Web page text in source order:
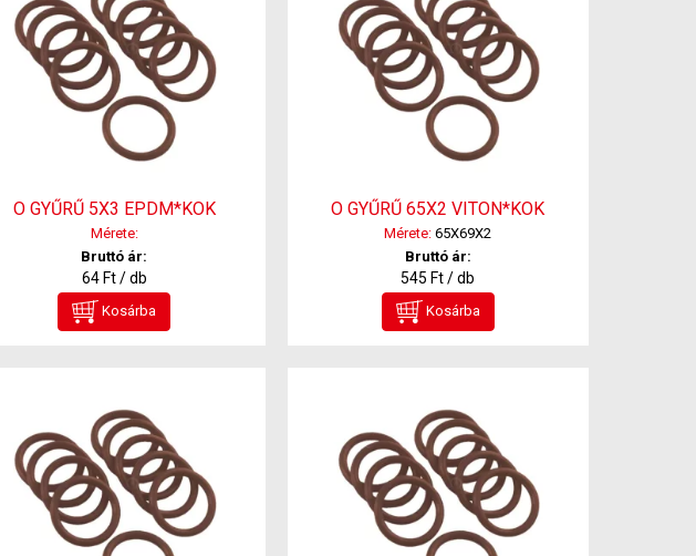
O GYŰRŰ 5X3 EPDM*KOK
Mérete:
Bruttó ár:
64 Ft / db
Kosárba
O GYŰRŰ 65X2 VITON*KOK
Mérete: 65X69X2
Bruttó ár:
545 Ft / db
Kosárba